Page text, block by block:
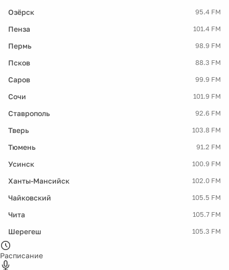
Озёрск 95.4 FM
Пенза 101.4 FM
Пермь 98.9 FM
Псков 88.3 FM
Саров 99.9 FM
Сочи 101.9 FM
Ставрополь 92.6 FM
Тверь 103.8 FM
Тюмень 91.2 FM
Усинск 100.9 FM
Ханты-Мансийск 102.0 FM
Чайковский 105.5 FM
Чита 105.7 FM
Шерегеш 105.3 FM
Расписание